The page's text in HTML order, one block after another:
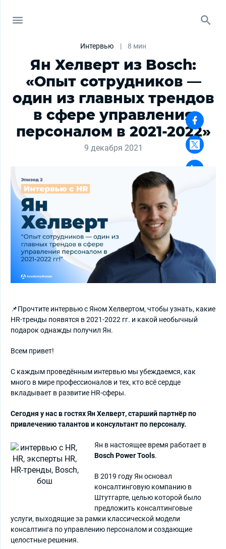
Интервью | 8 мин
Ян Хелверт из Bosch:
«Опыт сотрудников —
один из главных трендов
в сфере управления
персоналом в 2021-2022»
9 декабря 2021
📌Прочтите интервью с Яном Хелвертом, чтобы узнать, какие
HR-тренды появятся в 2021-2022 гг. и какой необычный
подарок однажды получил Ян.
Всем привет!
С каждым проведённым интервью мы убеждаемся, как
много в мире профессионалов и тех, кто всё сердце
вкладывает в развитие HR-сферы.
Сегодня у нас в гостях Ян Хелверт, старший партнёр по
привлечению талантов и консультант по персоналу.
Ян в настоящее время работает в
Bosch Power Tools.
В 2019 году Ян основал
консалтинговую компанию в
Штутгарте, целью которой было
предложить консалтинговые
услуги, выходящие за рамки классической модели
консалтинга по управлению персоналом и создающие
целостные решения.